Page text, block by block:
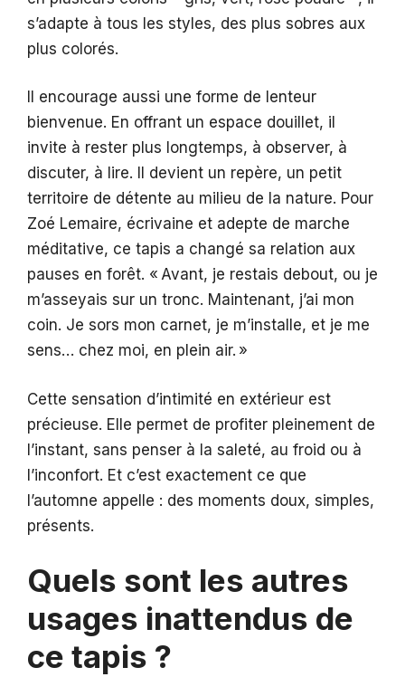
s’adapte à tous les styles, des plus sobres aux
plus colorés.
Il encourage aussi une forme de lenteur
bienvenue. En offrant un espace douillet, il
invite à rester plus longtemps, à observer, à
discuter, à lire. Il devient un repère, un petit
territoire de détente au milieu de la nature. Pour
Zoé Lemaire, écrivaine et adepte de marche
méditative, ce tapis a changé sa relation aux
pauses en forêt. « Avant, je restais debout, ou je
m’asseyais sur un tronc. Maintenant, j’ai mon
coin. Je sors mon carnet, je m’installe, et je me
sens… chez moi, en plein air. »
Cette sensation d’intimité en extérieur est
précieuse. Elle permet de profiter pleinement de
l’instant, sans penser à la saleté, au froid ou à
l’inconfort. Et c’est exactement ce que
l’automne appelle : des moments doux, simples,
présents.
Quels sont les autres
usages inattendus de
ce tapis ?